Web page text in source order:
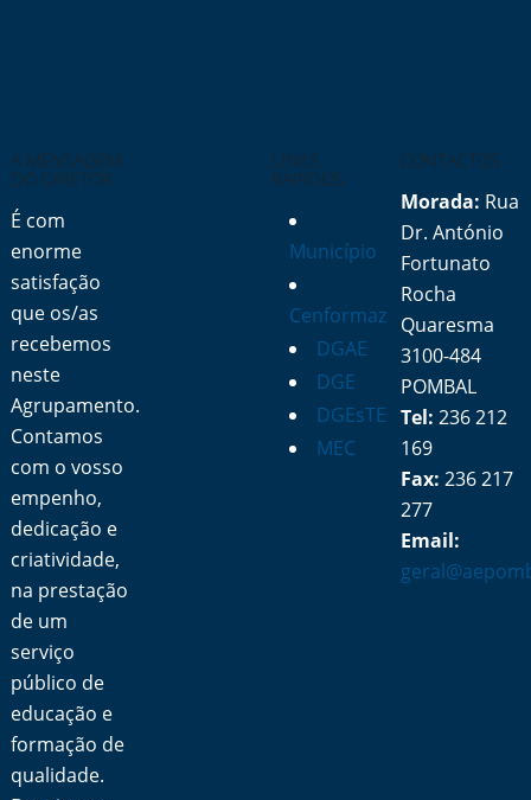
A MENSAGEM
DO DIRETOR
É com
enorme
satisfação
que os/as
recebemos
neste
Agrupamento.
Contamos
com o vosso
empenho,
dedicação e
criatividade,
na prestação
de um
serviço
público de
educação e
formação de
qualidade.
LINKS
RÁPIDOS
Município
Cenformaz
DGAE
DGE
DGEsTE
MEC
CONTACTOS
Morada: Rua
Dr. António
Fortunato
Rocha
Quaresma
3100-484
POMBAL
Tel: 236 212
169
Fax: 236 217
277
Email: